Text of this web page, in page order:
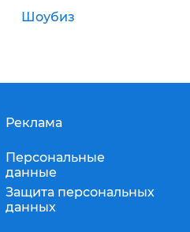
Шоубиз
Реклама
Персональные
данные
Защита персональных
данных